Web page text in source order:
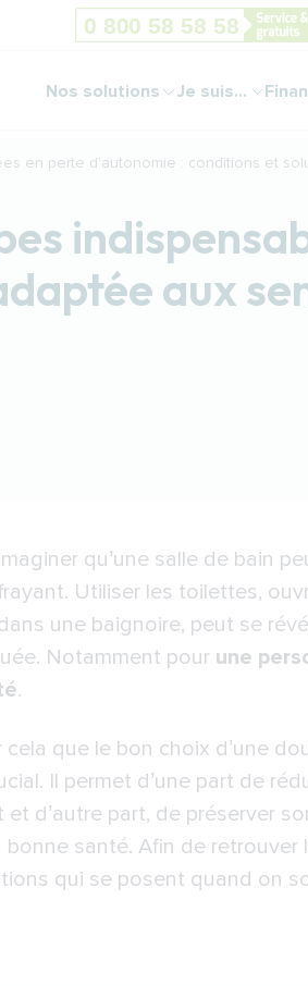
Nos solutions Je suis...
en perte d'autonomie : conditions et
aux
qu’une salle de bain
Utiliser les toilettes,
une baignoire, peut se
Notamment pour une
.
cela que le bon choix d’une
Il permet d’une part de
et d’autre part, de préserver
santé. Afin de retrouver
qui se posent quand on